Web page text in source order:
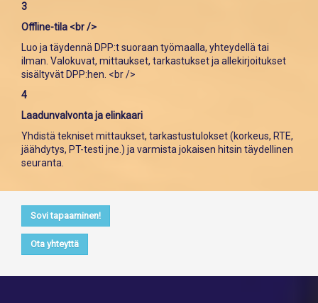
3
Offline-tila <br />
Luo ja täydennä DPP:t suoraan työmaalla, yhteydellä tai
ilman. Valokuvat, mittaukset, tarkastukset ja allekirjoitukset
sisältyvät DPP:hen. <br />
4
Laadunvalvonta ja elinkaari
Yhdistä tekniset mittaukset, tarkastustulokset (korkeus, RTE,
jäähdytys, PT-testi jne.) ja varmista jokaisen hitsin täydellinen
seuranta.
Sovi tapaaminen!
Ota yhteyttä